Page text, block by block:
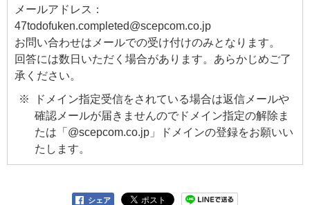
メールアドレス：
47todofuken.completed@scepcom.co.jp
お問い合わせはメールでの受け付けのみとなります。
回答には数日いただく場合があります。あらかじめご了
承ください。
ドメイン指定受信をされている場合は返信メールや
確認メールが届きませんのでドメイン指定の解除ま
たは「@scepcom.co.jp」ドメインの登録をお願いい
たします。
シェア